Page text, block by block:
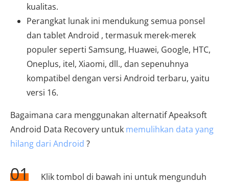
kualitas.
Perangkat lunak ini mendukung semua ponsel
dan tablet Android , termasuk merek-merek
populer seperti Samsung, Huawei, Google, HTC,
Oneplus, itel, Xiaomi, dll., dan sepenuhnya
kompatibel dengan versi Android terbaru, yaitu
versi 16.
Bagaimana cara menggunakan alternatif Apeaksoft
Android Data Recovery untuk memulihkan data yang
hilang dari Android ?
01
Klik tombol di bawah ini untuk mengunduh